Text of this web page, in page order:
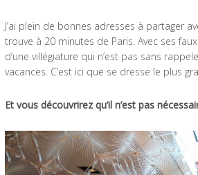
J’ai plein de bonnes adresses à partager
trouve à 20 minutes de Paris. Avec ses
d’une villégiature qui n’est pas sans
vacances. C’est ici que se dresse le plus
Et vous découvrirez qu’il n’est pas